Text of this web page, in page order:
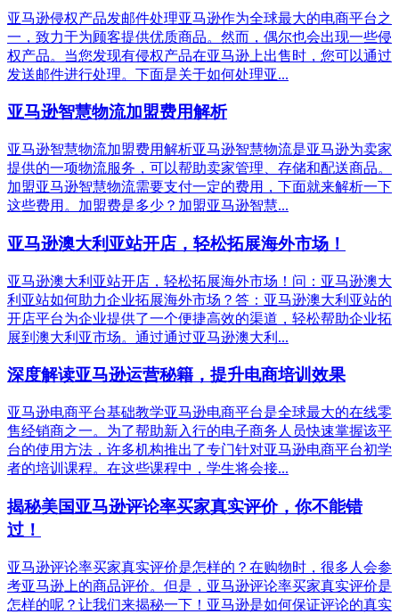
亚马逊侵权产品发邮件处理亚马逊作为全球最大的电商平台之
一，致力于为顾客提供优质商品。然而，偶尔也会出现一些侵
权产品。当您发现有侵权产品在亚马逊上出售时，您可以通过
发送邮件进行处理。下面是关于如何处理亚...
亚马逊智慧物流加盟费用解析
亚马逊智慧物流加盟费用解析亚马逊智慧物流是亚马逊为卖家
提供的一项物流服务，可以帮助卖家管理、存储和配送商品。
加盟亚马逊智慧物流需要支付一定的费用，下面就来解析一下
这些费用。加盟费是多少？加盟亚马逊智慧...
亚马逊澳大利亚站开店，轻松拓展海外市场！
亚马逊澳大利亚站开店，轻松拓展海外市场！问：亚马逊澳大
利亚站如何助力企业拓展海外市场？答：亚马逊澳大利亚站的
开店平台为企业提供了一个便捷高效的渠道，轻松帮助企业拓
展到澳大利亚市场。通过通过亚马逊澳大利...
深度解读亚马逊运营秘籍，提升电商培训效果
亚马逊电商平台基础教学亚马逊电商平台是全球最大的在线零
售经销商之一。为了帮助新入行的电子商务人员快速掌握该平
台的使用方法，许多机构推出了专门针对亚马逊电商平台初学
者的培训课程。在这些课程中，学生将会接...
揭秘美国亚马逊评论率买家真实评价，你不能错
过！
亚马逊评论率买家真实评价是怎样的？在购物时，很多人会参
考亚马逊上的商品评价。但是，亚马逊评论率买家真实评价是
怎样的呢？让我们来揭秘一下！亚马逊是如何保证评论的真实